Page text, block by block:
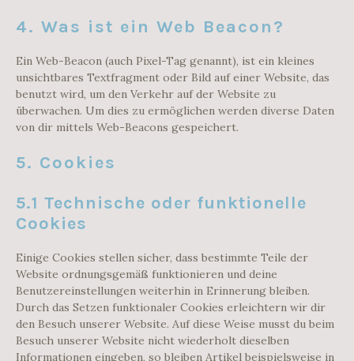
4. Was ist ein Web Beacon?
Ein Web-Beacon (auch Pixel-Tag genannt), ist ein kleines
unsichtbares Textfragment oder Bild auf einer Website, das
benutzt wird, um den Verkehr auf der Website zu
überwachen. Um dies zu ermöglichen werden diverse Daten
von dir mittels Web-Beacons gespeichert.
5. Cookies
5.1 Technische oder funktionelle
Cookies
Einige Cookies stellen sicher, dass bestimmte Teile der
Website ordnungsgemäß funktionieren und deine
Benutzereinstellungen weiterhin in Erinnerung bleiben.
Durch das Setzen funktionaler Cookies erleichtern wir dir
den Besuch unserer Website. Auf diese Weise musst du beim
Besuch unserer Website nicht wiederholt dieselben
Informationen eingeben, so bleiben Artikel beispielsweise in